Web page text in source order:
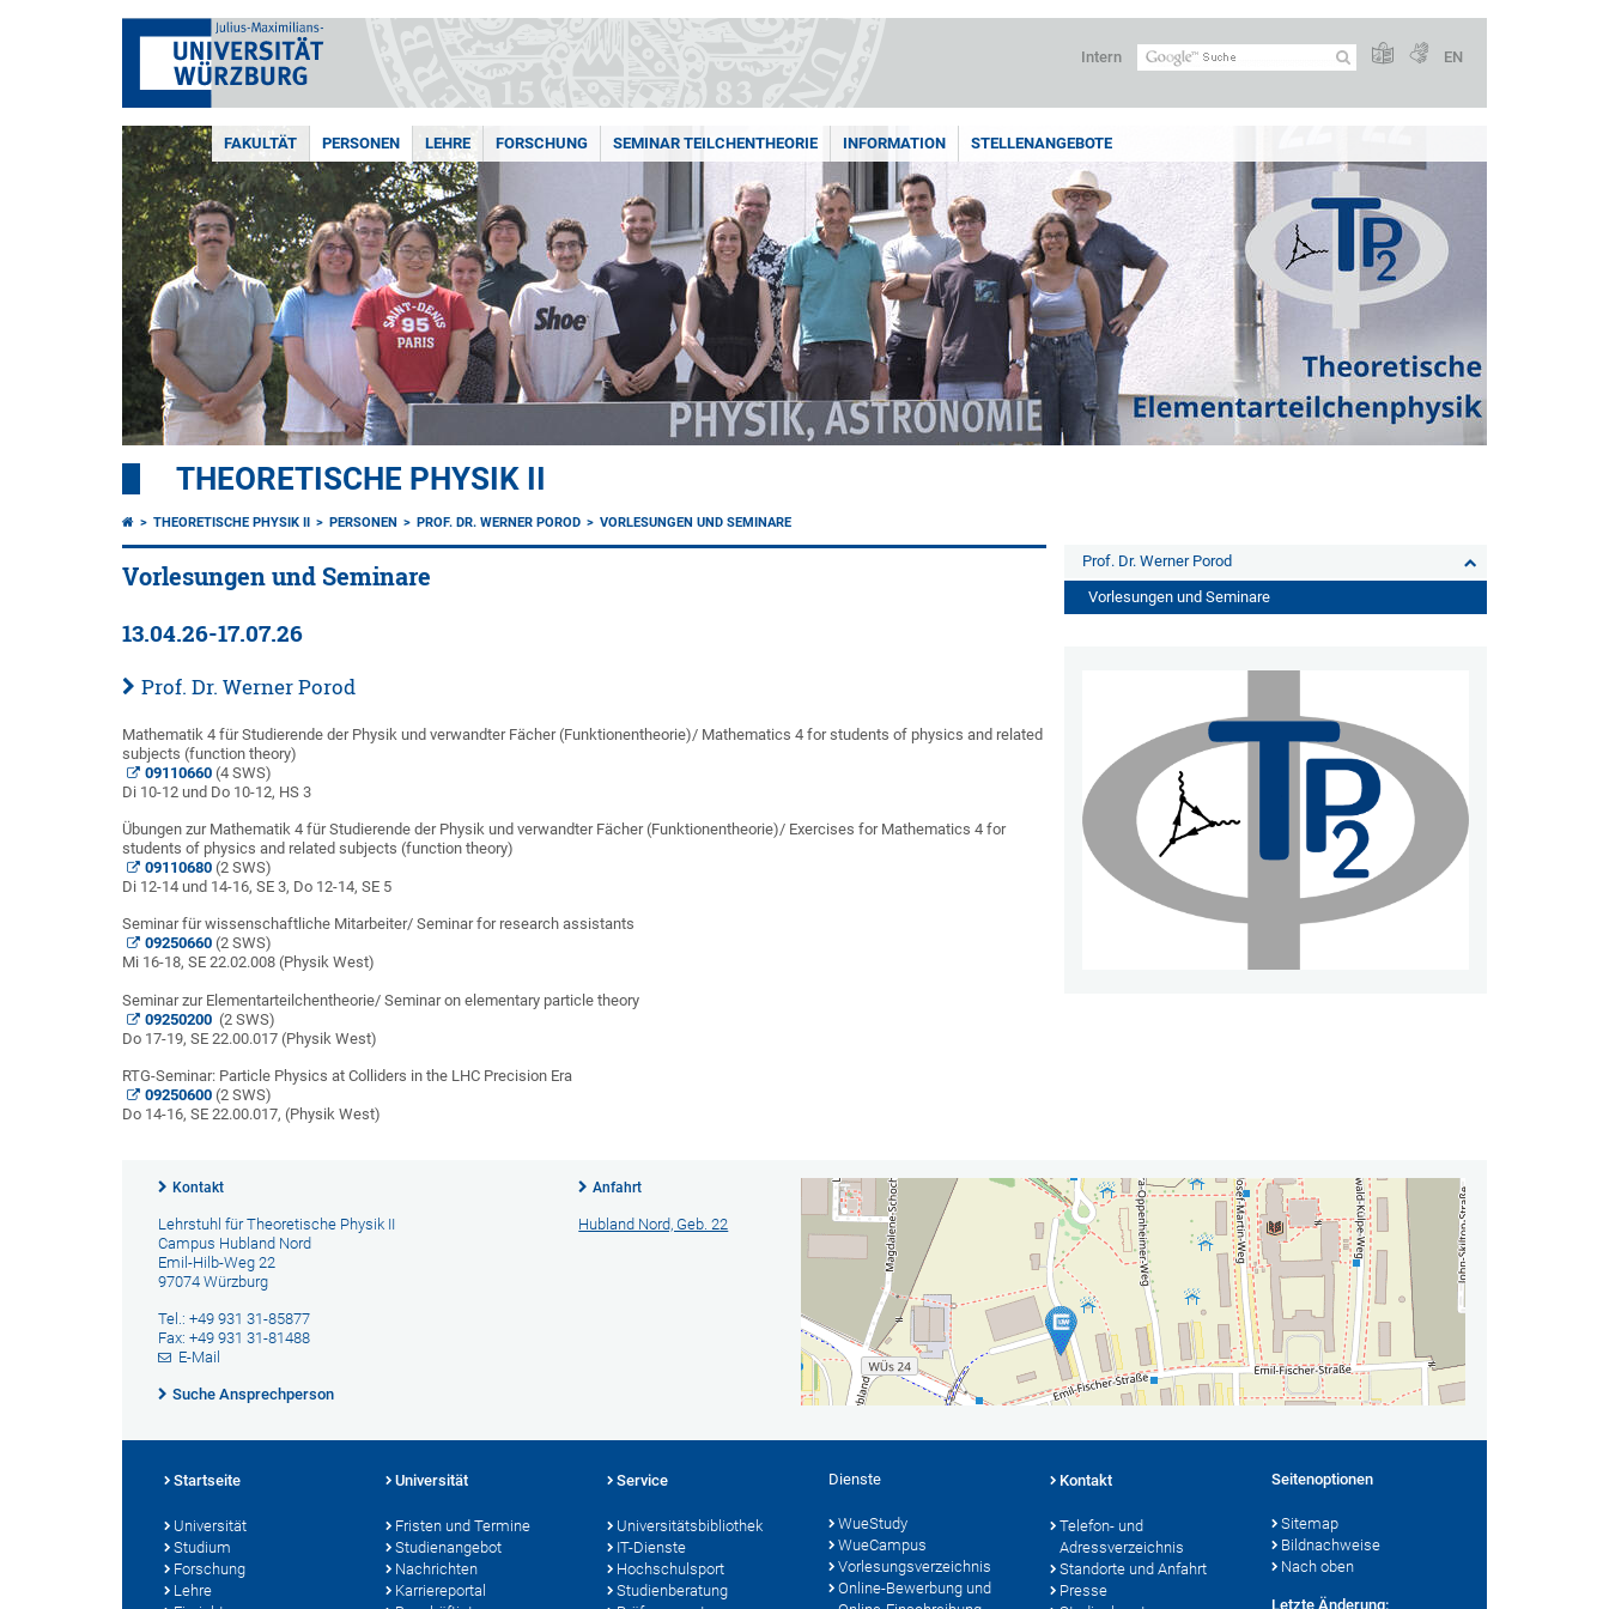
Intern EN
FAKULTÄT PERSONEN LEHRE FORSCHUNG SEMINAR TEILCHENTHEORIE INFORMATION STELLENANGEBOTE
THEORETISCHE PHYSIK II
THEORETISCHE PHYSIK II PERSONEN PROF. DR. WERNER POROD VORLESUNGEN UND SEMINARE
Vorlesungen und Seminare
13.04.26-17.07.26
Prof. Dr. Werner Porod
Mathematik 4 für Studierende der Physik und verwandter Fächer (Funktionentheorie)/ Mathematics 4 for students of physics and related
subjects (function theory)
09110660(4 SWS)
Di 10-12 und Do 10-12, HS 3
Übungen zur Mathematik 4 für Studierende der Physik und verwandter Fächer (Funktionentheorie)/ Exercises for Mathematics 4 for
students of physics and related subjects (function theory)
09110680(2 SWS)
Di 12-14 und 14-16, SE 3, Do 12-14, SE 5
Seminar für wissenschaftliche Mitarbeiter/ Seminar for research assistants
09250660(2 SWS)
Mi 16-18, SE 22.02.008 (Physik West)
Seminar zur Elementarteilchentheorie/ Seminar on elementary particle theory
09250200(2 SWS)
Do 17-19, SE 22.00.017 (Physik West)
RTG-Seminar: Particle Physics at Colliders in the LHC Precision Era
09250600(2 SWS)
Do 14-16, SE 22.00.017, (Physik West)
Prof. Dr. Werner Porod
Vorlesungen und Seminare
Kontakt
Lehrstuhl für Theoretische Physik II
Campus Hubland Nord
Emil-Hilb-Weg 22
97074 Würzburg
Tel.: +49 931 31-85877
Fax: +49 931 31-81488
E-Mail
Suche Ansprechperson
Anfahrt
Hubland Nord, Geb. 22
Startseite
Universität
Studium
Forschung
Lehre
Universität
Fristen und Termine
Studienangebot
Nachrichten
Karriereportal
Service
Universitätsbibliothek
IT-Dienste
Hochschulsport
Studienberatung
Dienste
WueStudy
WueCampus
Vorlesungsverzeichnis
Online-Bewerbung und
Kontakt
Telefon- und
Adressverzeichnis
Standorte und Anfahrt
Presse
Seitenoptionen
Sitemap
Bildnachweise
Nach oben
Letzte Änderung: